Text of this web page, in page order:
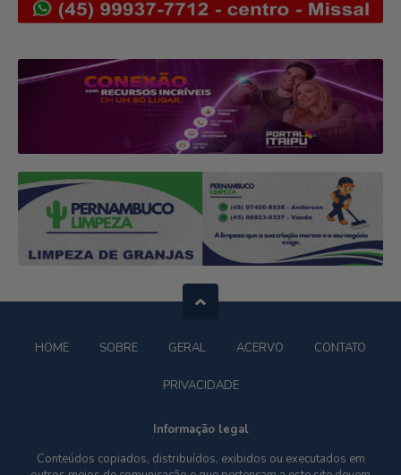
HOME SOBRE GERAL ACERVO CONTATO
PRIVACIDADE
Informação legal
Conteúdos copiados, distribuídos, exibidos ou executados em